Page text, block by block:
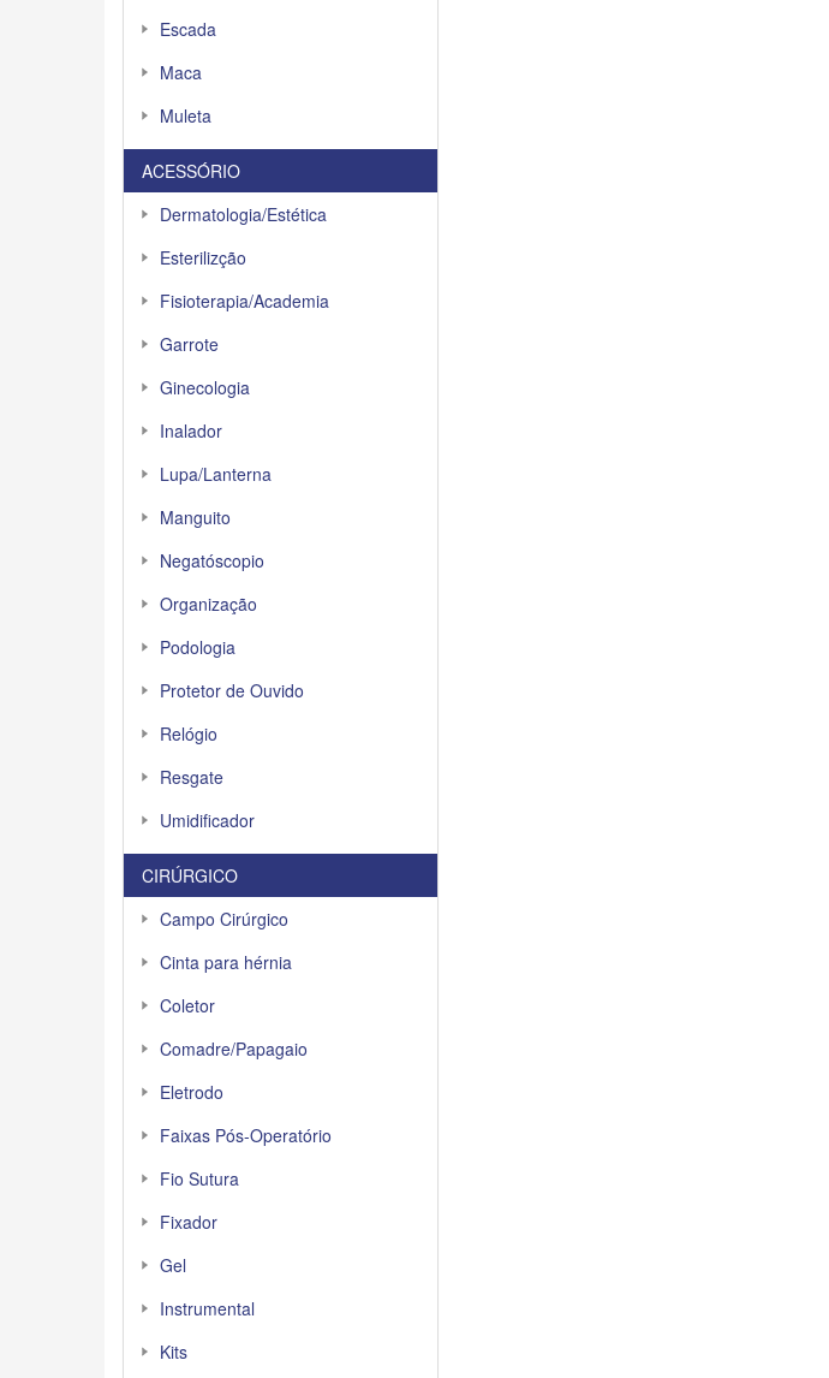
Escada
Maca
Muleta
ACESSÓRIO
Dermatologia/Estética
Esterilizção
Fisioterapia/Academia
Garrote
Ginecologia
Inalador
Lupa/Lanterna
Manguito
Negatóscopio
Organização
Podologia
Protetor de Ouvido
Relógio
Resgate
Umidificador
CIRÚRGICO
Campo Cirúrgico
Cinta para hérnia
Coletor
Comadre/Papagaio
Eletrodo
Faixas Pós-Operatório
Fio Sutura
Fixador
Gel
Instrumental
Kits